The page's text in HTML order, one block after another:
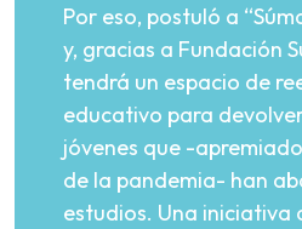
Por eso, postuló a
y, gracias a Fundación
tendrá un espacio de
educativo para
jóvenes que -
de la pandemia- han
estudios. Una iniciativa